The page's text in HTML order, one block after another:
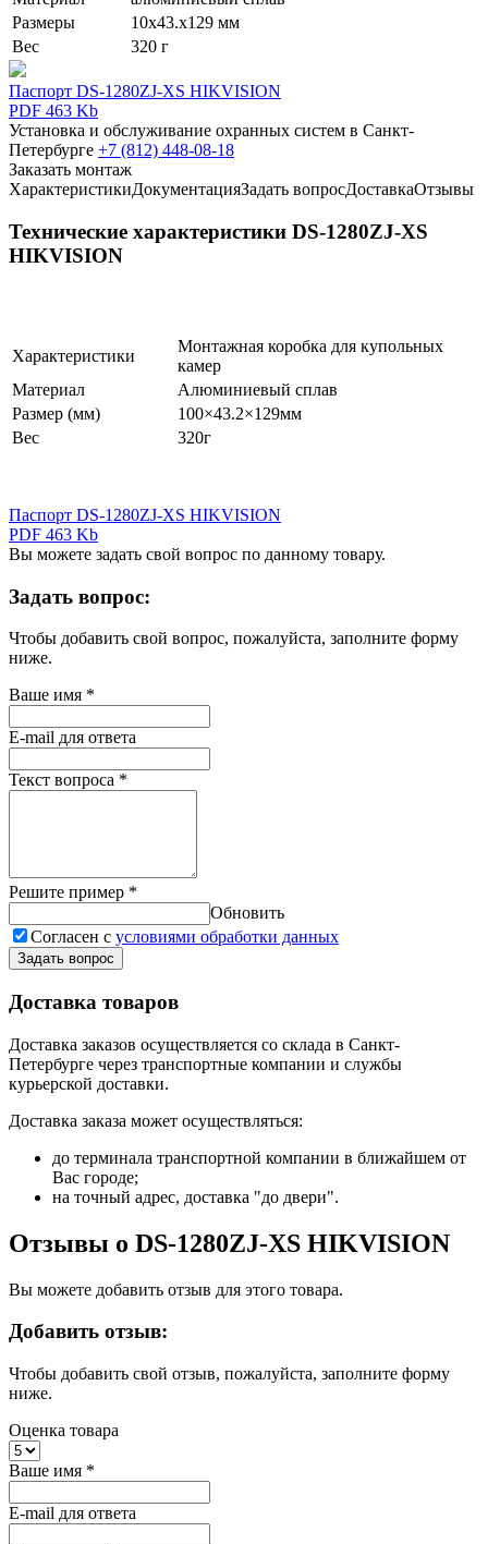
Размеры
10х43.х129 мм
Вес
320 г
Паспорт DS-1280ZJ-XS HIKVISION
PDF 463 Kb
Установка и обслуживание охранных систем в Санкт-
Петербурге +7 (812) 448-08-18
Заказать монтаж
ХарактеристикиДокументацияЗадать вопросДоставкаОтзывы
Технические характеристики DS-1280ZJ-XS
HIKVISION
Характеристики
Монтажная коробка для купольных
камер
Материал
Алюминиевый сплав
Размер (мм)
100×43.2×129мм
Вес
320г
Паспорт DS-1280ZJ-XS HIKVISION
PDF 463 Kb
Вы можете задать свой вопрос по данному товару.
Задать вопрос:
Чтобы добавить свой вопрос, пожалуйста, заполните форму
ниже.
Ваше имя *
E-mail для ответа
Текст вопроса *
Решите пример *
Обновить
Согласен с условиями обработки данных
Задать вопрос
Доставка товаров
Доставка заказов осуществляется со склада в Санкт-
Петербурге через транспортные компании и службы
курьерской доставки.
Доставка заказа может осуществляться:
до терминала транспортной компании в ближайшем от
Вас городе;
на точный адрес, доставка "до двери".
Отзывы о DS-1280ZJ-XS HIKVISION
Вы можете добавить отзыв для этого товара.
Добавить отзыв:
Чтобы добавить свой отзыв, пожалуйста, заполните форму
ниже.
Оценка товара
Ваше имя *
E-mail для ответа